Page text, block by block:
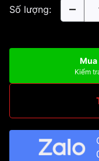
Số lượng:
Mua
Kiểm